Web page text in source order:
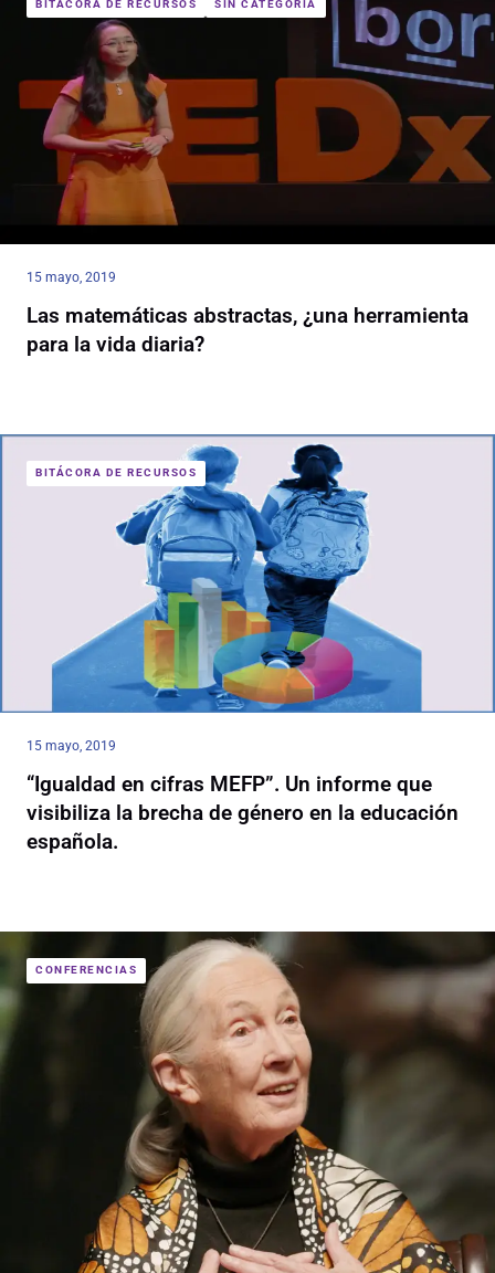
BITÁCORA DE RECURSOS SIN CATEGORÍA
15 mayo, 2019
Las matemáticas abstractas, ¿una herramienta
para la vida diaria?
BITÁCORA DE RECURSOS
15 mayo, 2019
“Igualdad en cifras MEFP”. Un informe que
visibiliza la brecha de género en la educación
española.
CONFERENCIAS